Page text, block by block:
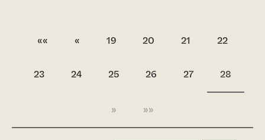
«« « 19 20 21 22
23 24 25 26 27 28
» »»